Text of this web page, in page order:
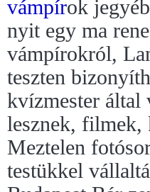
vámpírok
nyit egy ma
vámpírokról,
teszten
kvízmester által
lesznek, filmek,
Meztelen
testükkel